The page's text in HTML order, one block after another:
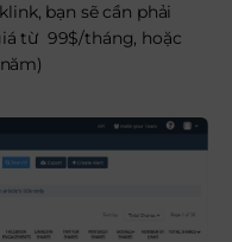
bạn sẽ cần phải
từ 99$/tháng, hoặc